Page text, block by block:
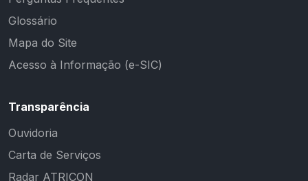
Glossário
Mapa do Site
Acesso à Informação (e-SIC)
Transparência
Ouvidoria
Carta de Serviços
Radar ATRICON